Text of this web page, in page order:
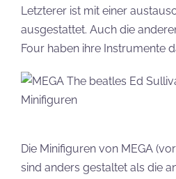
Letzterer ist mit einer
ausgestattet. Auch die
Four haben ihre Instrumente
Die Minifiguren von MEGA
sind anders gestaltet als die